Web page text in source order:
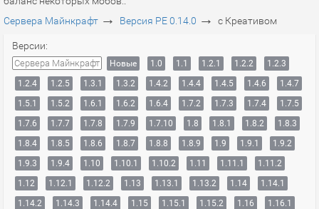
Сервера Майнкрафт → Версия PE 0.14.0 → c Креативом
Версии:
Сервера Майнкрафт Новые 1.0 1.1 1.2.1 1.2.2
1.2.3
1.2.4
1.2.5 1.3.1 1.3.2 1.4.2 1.4.4 1.4.5 1.4.6
1.4.7
1.5.1
1.5.2 1.6.1 1.6.2 1.6.4 1.7.2 1.7.3 1.7.4
1.7.5
1.7.6
1.7.7 1.7.8 1.7.9 1.7.10 1.8 1.8.1 1.8.2
1.8.3
1.8.4
1.8.5 1.8.6 1.8.7 1.8.8 1.8.9 1.9 1.9.1
1.9.2
1.9.3
1.9.4 1.10 1.10.1 1.10.2 1.11 1.11.1
1.11.2
1.12
1.12.1 1.12.2 1.13 1.13.1 1.13.2 1.14
1.14.1
1.14.2
1.14.3 1.14.4 1.15 1.15.1 1.15.2 1.16
1.16.1